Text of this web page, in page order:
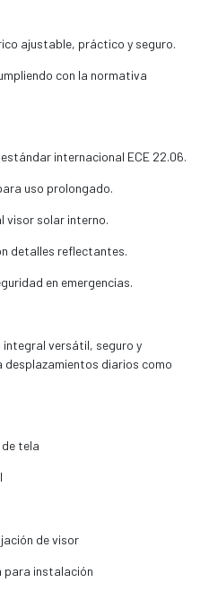
ajustable, práctico y seguro.
con la normativa
internacional ECE 22.06.
uso prolongado.
visor solar interno.
detalles reflectantes.
en emergencias.
versátil, seguro y
diarios como
tela
de visor
para instalación